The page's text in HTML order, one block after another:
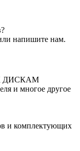
напишите нам.
ДИСКАМ
и многое другое
и комплектующих